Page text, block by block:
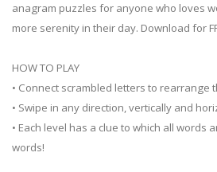
anagram puzzles for anyone who loves
more serenity in their day. Download for
HOW TO PLAY
• Connect scrambled letters to rearrange
• Swipe in any direction, vertically and
• Each level has a clue to which all words
words!